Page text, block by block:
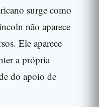
surge como
não aparece
Ele aparece
a própria
do apoio de